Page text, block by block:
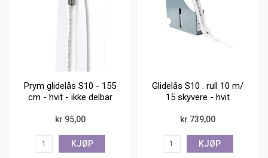
Prym glidelås S10 - 155
cm - hvit - ikke delbar
kr 95,00
KJØP
Glidelås S10 . rull 10 m/
15 skyvere - hvit
kr 739,00
KJØP